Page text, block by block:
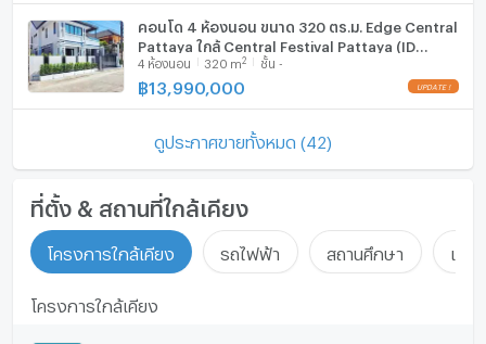
คอนโด 4 ห้องนอน ขนาด 320 ตร.ม. Edge Central
Pattaya ใกล้ Central Festival Pattaya (ID
3141897)
4 ห้องนอน 320 m2 ชั้น -
฿13,990,000
ดูประกาศขายทั้งหมด (42)
ที่ตั้ง & สถานที่ใกล้เคียง
โครงการใกล้เคียง รถไฟฟ้า สถานศึกษา แหล่
โครงการใกล้เคียง